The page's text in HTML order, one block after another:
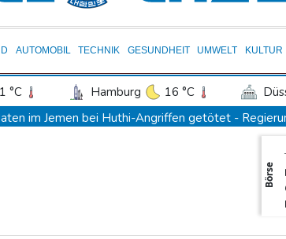
AUTOMOBIL TECHNIK GESUNDHEIT UMWELT KULTUR
°C Hamburg 16 °C
21 °C Leipzig 20 °C
Bremen
im Jemen bei Huthi-Angriffen getötet -
38 Soldaten bei Huthi-Angriffen getötet -
zwei Tote bei Bombenexplosion in Kleinbus nahe
Börse